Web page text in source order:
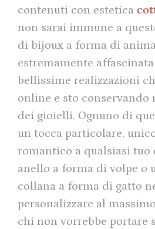
contenuti con estetica
non sarai immune a
di bijoux a forma di
estremamente
bellissime realizzazioni
online e sto conservando
dei gioielli. Ognuno di
un tocca particolare,
romantico a qualsiasi tuo
anello a forma di volpe o
collana a forma di gatto
personalizzare al
chi non vorrebbe portare